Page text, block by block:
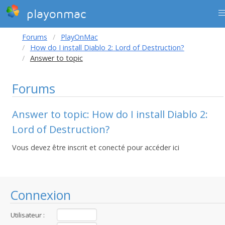
playonmac
Connexion
Utilisateur :
Forums
PlayOnMac
How do I install Diablo 2: Lord of Destruction?
Answer to topic
Forums
Answer to topic: How do I install Diablo 2:
Lord of Destruction?
Vous devez être inscrit et conecté pour accéder ici